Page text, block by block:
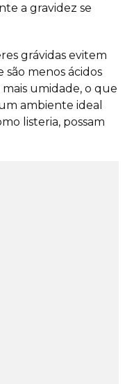
a gravidez se
grávidas evitem
menos ácidos
umidade, o que
ambiente ideal
listeria, possam